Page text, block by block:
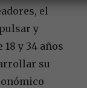
el
y
y 34 años
su